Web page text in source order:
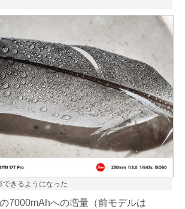
きるようになった
7000mAhへの増量（前モデルは